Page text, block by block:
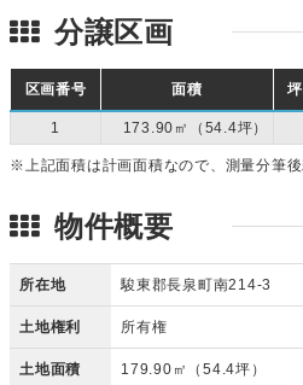
分譲区画
区画番号 面積
1 173.90㎡（54.4坪）
※上記面積は計画面積なので、測量分筆後
物件概要
所在地 駿東郡長泉町南214-3
土地権利 所有権
土地面積 179.90㎡（54.4坪）